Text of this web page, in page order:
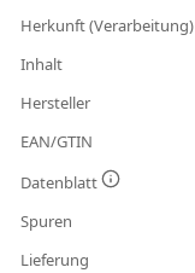
Herkunft (Verarbeitung)
Inhalt
Hersteller
EAN/GTIN
Datenblatt
Spuren
Lieferung